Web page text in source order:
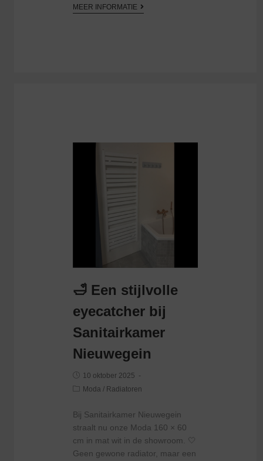
MEER INFORMATIE
🛁 Een stijlvolle
eyecatcher bij
Sanitairkamer
Nieuwegein
10 oktober 2025
Moda / Radiatoren
Bij Sanitairkamer Nieuwegein
straalt nu onze Moda 160 × 60
cm in mat wit in de showroom. 🤍
Geen gewone radiator, maar een